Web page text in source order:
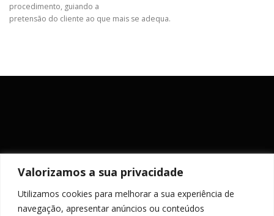
Valorizamos a sua privacidade
Utilizamos cookies para melhorar a sua experiência de
navegação, apresentar anúncios ou conteúdos
procedimento, guiando a
pretensão do cliente ao que mais se adequa.
MANTENHA-SE ACTUALIZADO